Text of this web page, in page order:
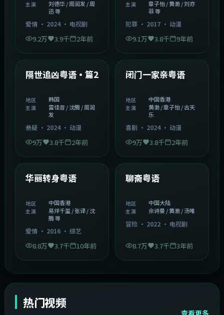
主演
刘德华 / 周润发 / 周
迅 等
爱情· 2024· 电视剧
9.2万 3.9千 2年前
主演
章子怡 / 黄渤 / 刘亦
菲 等
犯罪· 2017· 动漫
9.1万 3.8千 9年前
精选
隔世追凶粤语·篇2
地区 韩国
主演
雷佳音 / 沈腾 / 周润
发
悬疑· 2024· 动漫
9万 3.8千 2年前
精选
闭门一家亲粤语
地区 中国香港
主演
黄渤 / 章子怡 / 古天
乐
喜剧· 2024· 动漫
9万 3.8千 2年前
精选
华丽转身粤语
地区 中国香港
主演
易烊千玺 / 张译 / 沈
腾 等
爱情· 2016· 综艺
8.8万 3.7千 10年前
精选
聊斋粤语
地区 中国大陆
主演 佘诗曼 / 黄渤 / 汤唯
冒险· 2022· 电视剧
8.7万 3.7千 3年前
热门视频